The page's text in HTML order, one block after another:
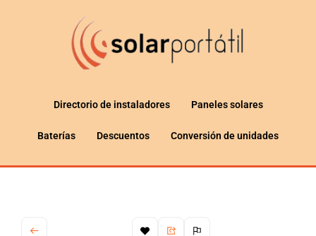
Directorio de instaladores Paneles solares
Baterías Descuentos Conversión de unidades